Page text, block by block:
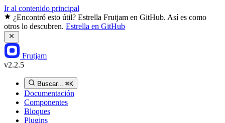
Ir al contenido principal
¿Encontró esto útil? Estrella Frutjam en GitHub. Así es como
otros lo descubren. Estrella en GitHub
Frutjam
v2.2.5
Buscar... ⌘K
Documentación
Componentes
Bloques
Plugins